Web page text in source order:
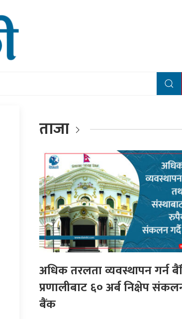
ताजा
अधिक तरलता व्यवस्थापन गर्न
प्रणालीबाट ६० अर्ब निक्षेप संकलन
बैंक